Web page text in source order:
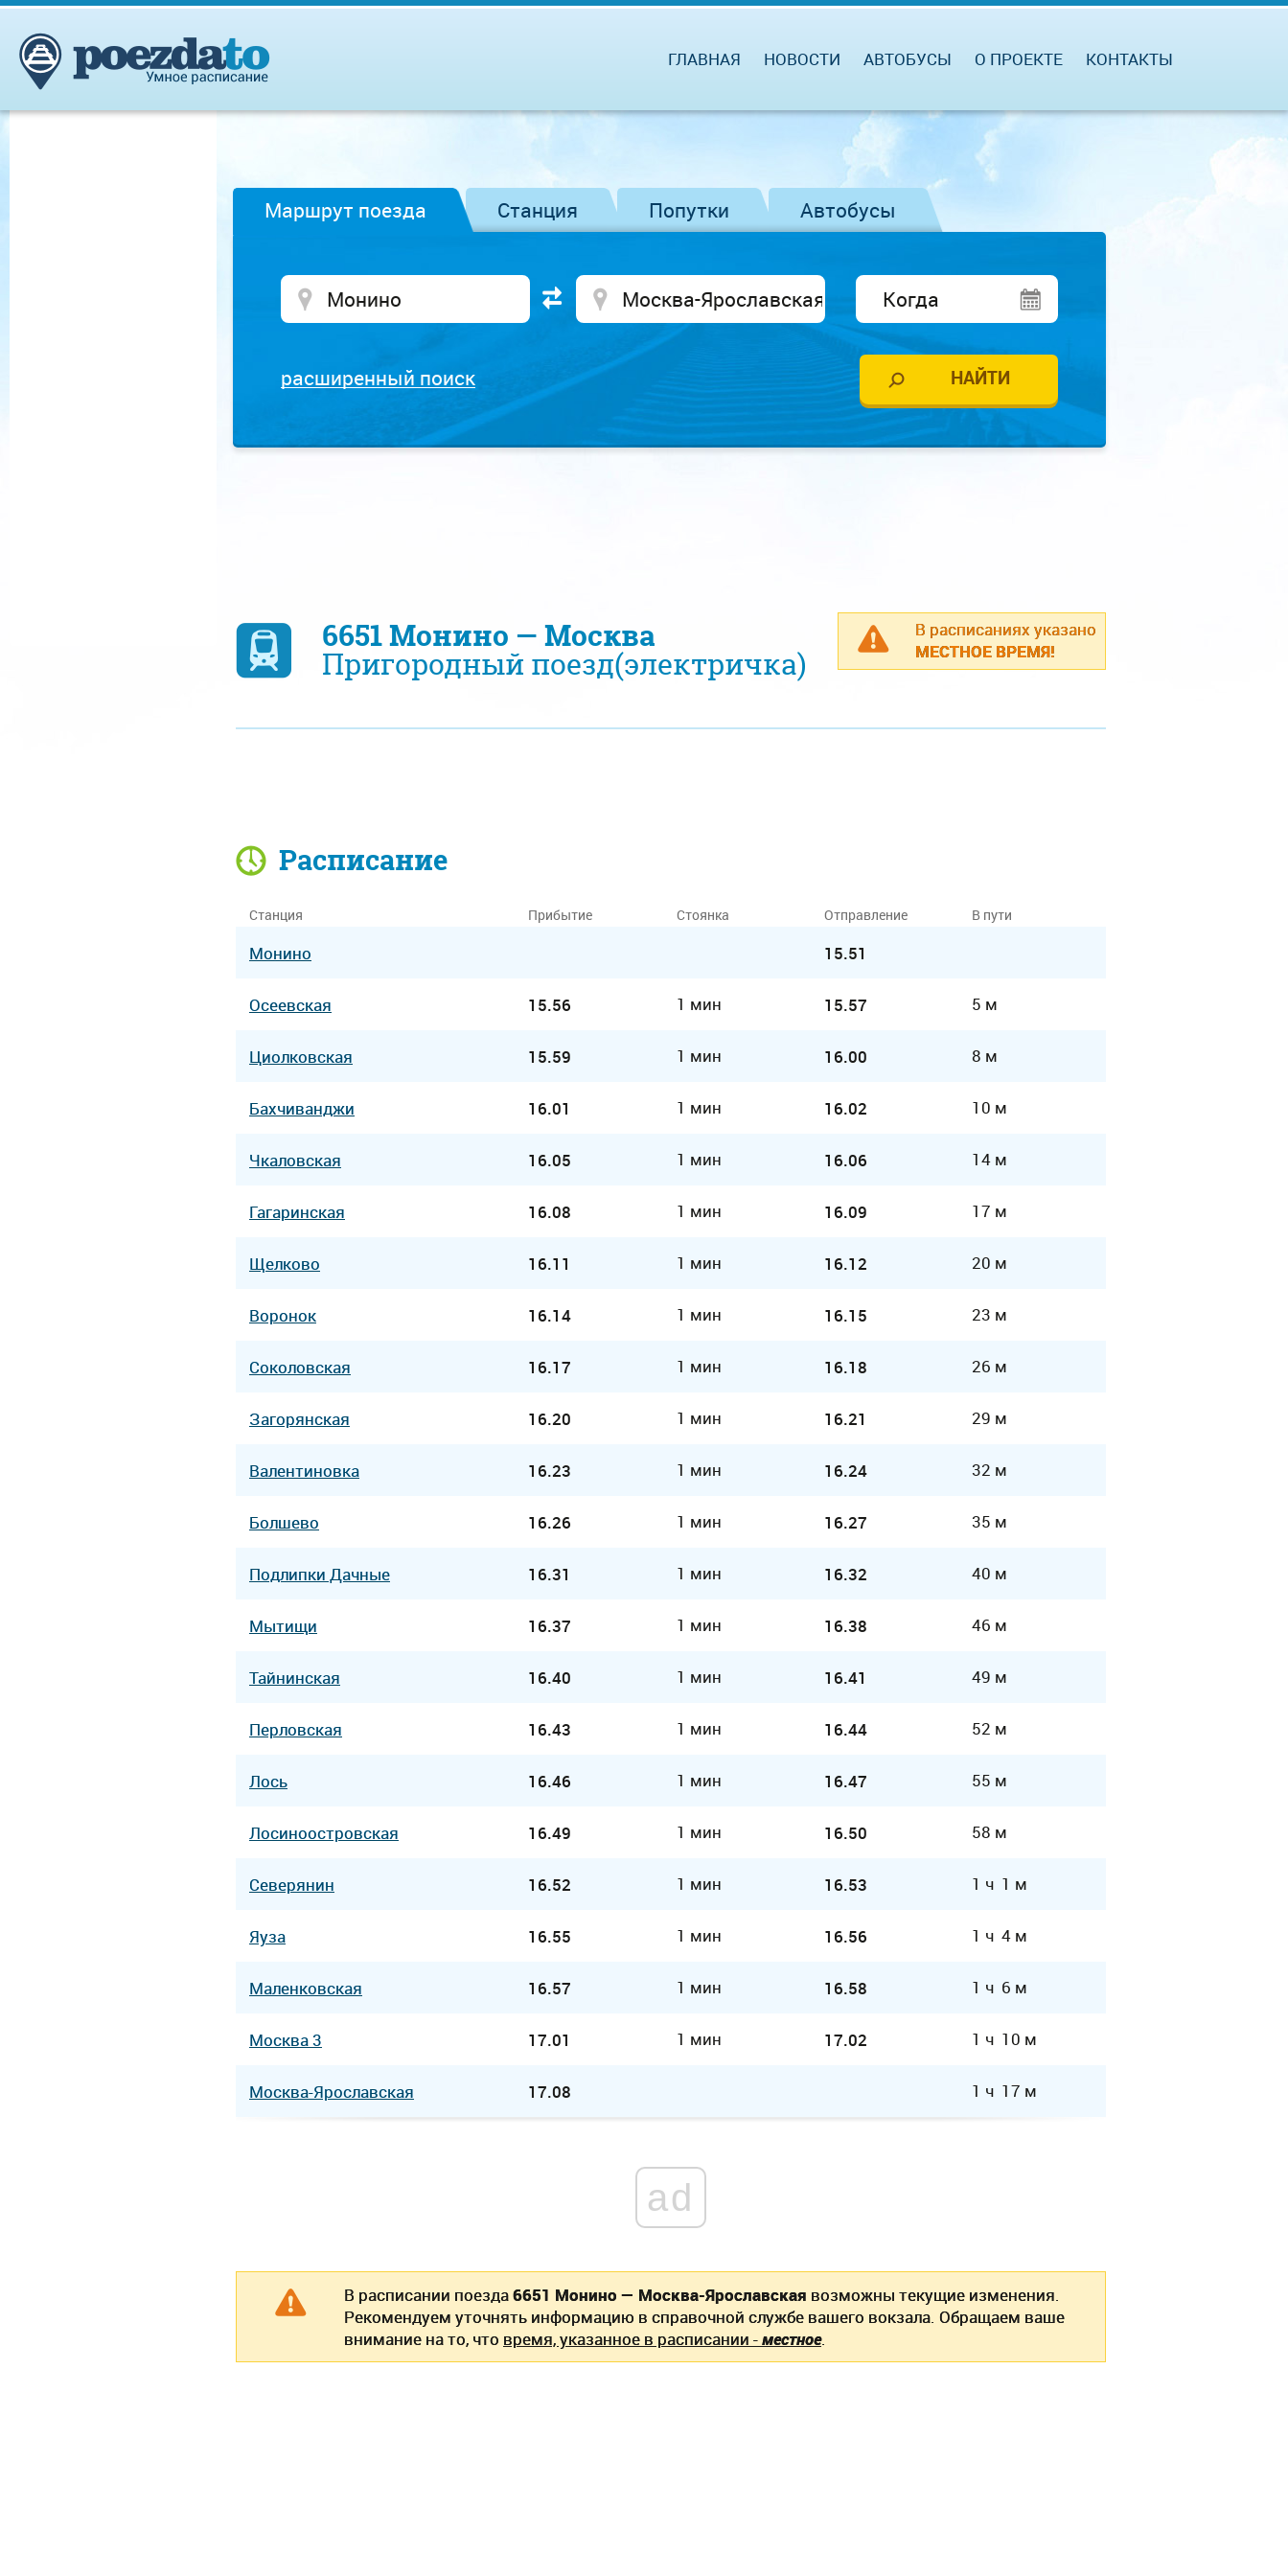
ГЛАВНАЯ НОВОСТИ АВТОБУСЫ О ПРОЕКТЕ КОНТАКТЫ
Маршрут поезда Станция Попутки Автобусы
расширенный поиск
В расписаниях указано
МЕСТНОЕ ВРЕМЯ!
6651 Монино — Москва
Пригородный поезд(электричка)
Расписание
Станция Прибытие Стоянка Отправление В пути
Монино 15.51
Осеевская 15.56 1 мин 15.57 5 м
Циолковская 15.59 1 мин 16.00 8 м
Бахчиванджи 16.01 1 мин 16.02 10 м
Чкаловская 16.05 1 мин 16.06 14 м
Гагаринская 16.08 1 мин 16.09 17 м
Щелково 16.11 1 мин 16.12 20 м
Воронок 16.14 1 мин 16.15 23 м
Соколовская 16.17 1 мин 16.18 26 м
Загорянская 16.20 1 мин 16.21 29 м
Валентиновка 16.23 1 мин 16.24 32 м
Болшево 16.26 1 мин 16.27 35 м
Подлипки Дачные 16.31 1 мин 16.32 40 м
Мытищи 16.37 1 мин 16.38 46 м
Тайнинская 16.40 1 мин 16.41 49 м
Перловская 16.43 1 мин 16.44 52 м
Лось 16.46 1 мин 16.47 55 м
Лосиноостровская 16.49 1 мин 16.50 58 м
Северянин 16.52 1 мин 16.53 1 ч 1 м
Яуза 16.55 1 мин 16.56 1 ч 4 м
Маленковская 16.57 1 мин 16.58 1 ч 6 м
Москва 3 17.01 1 мин 17.02 1 ч 10 м
Москва-Ярославская 17.08 1 ч 17 м
ad
В расписании поезда6651 Монино — Москва-Ярославская возможны текущие изменения.
Рекомендуем уточнять информацию в справочной службе вашего вокзала. Обращаем ваше
внимание на то, что время, указанное в расписании -местное.